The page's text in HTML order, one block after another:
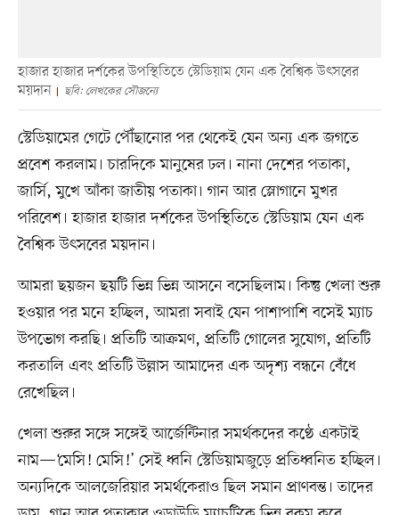
হাজার হাজার দর্শকের উপস্থিতিতে স্টেডিয়াম যেন এক বৈশ্বিক উৎসবের
ময়দান
ছবি: লেখকের সৌজন্যে
স্টেডিয়ামের গেটে পৌঁছানোর পর থেকেই যেন অন্য এক জগতে
প্রবেশ করলাম। চারদিকে মানুষের ঢল। নানা দেশের পতাকা,
জার্সি, মুখে আঁকা জাতীয় পতাকা। গান আর স্লোগানে মুখর
পরিবেশ। হাজার হাজার দর্শকের উপস্থিতিতে স্টেডিয়াম যেন এক
বৈশ্বিক উৎসবের ময়দান।
আমরা ছয়জন ছয়টি ভিন্ন ভিন্ন আসনে বসেছিলাম। কিন্তু খেলা শুরু
হওয়ার পর মনে হচ্ছিল, আমরা সবাই যেন পাশাপাশি বসেই ম্যাচ
উপভোগ করছি। প্রতিটি আক্রমণ, প্রতিটি গোলের সুযোগ, প্রতিটি
করতালি এবং প্রতিটি উল্লাস আমাদের এক অদৃশ্য বন্ধনে বেঁধে
রেখেছিল।
খেলা শুরুর সঙ্গে সঙ্গেই আর্জেন্টিনার সমর্থকদের কণ্ঠে একটাই
নাম—‘মেসি! মেসি!’ সেই ধ্বনি স্টেডিয়ামজুড়ে প্রতিধ্বনিত হচ্ছিল।
অন্যদিকে আলজেরিয়ার সমর্থকেরাও ছিল সমান প্রাণবন্ত। তাদের